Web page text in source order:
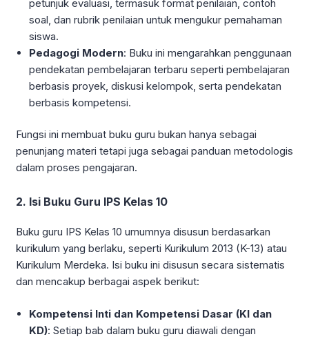
petunjuk evaluasi, termasuk format penilaian, contoh
soal, dan rubrik penilaian untuk mengukur pemahaman
siswa.
Pedagogi Modern: Buku ini mengarahkan penggunaan
pendekatan pembelajaran terbaru seperti pembelajaran
berbasis proyek, diskusi kelompok, serta pendekatan
berbasis kompetensi.
Fungsi ini membuat buku guru bukan hanya sebagai
penunjang materi tetapi juga sebagai panduan metodologis
dalam proses pengajaran.
2. Isi Buku Guru IPS Kelas 10
Buku guru IPS Kelas 10 umumnya disusun berdasarkan
kurikulum yang berlaku, seperti Kurikulum 2013 (K-13) atau
Kurikulum Merdeka. Isi buku ini disusun secara sistematis
dan mencakup berbagai aspek berikut:
Kompetensi Inti dan Kompetensi Dasar (KI dan
KD): Setiap bab dalam buku guru diawali dengan